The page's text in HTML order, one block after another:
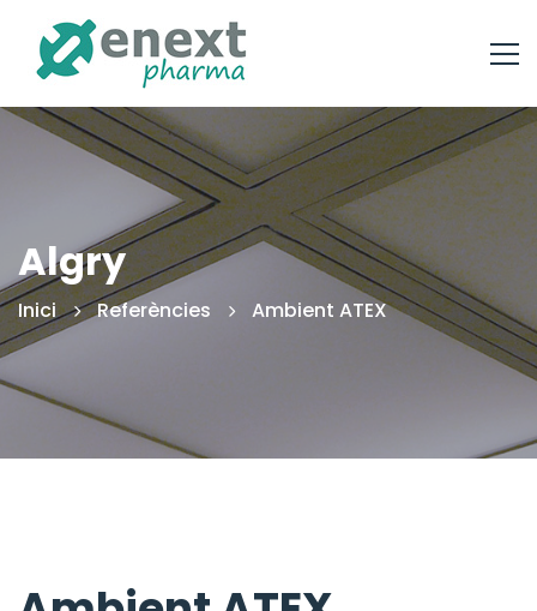
Algry
Inici Referències Ambient ATEX